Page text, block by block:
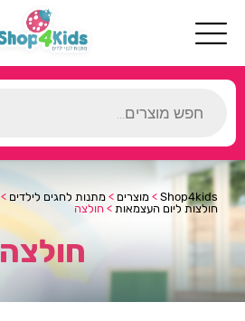
search
Shop4kids
> מוצרים > מתנות לחגים לילדים >
חולצות ליום העצמאות > חולצה
חולצה